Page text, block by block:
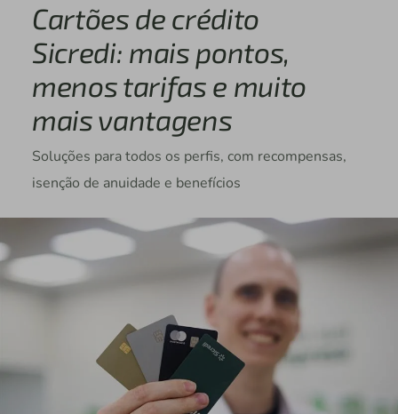
Cartões de crédito
Sicredi: mais pontos,
menos tarifas e muito
mais vantagens
Soluções para todos os perfis, com recompensas,
isenção de anuidade e benefícios